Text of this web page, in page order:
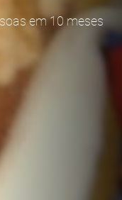
em 10 meses